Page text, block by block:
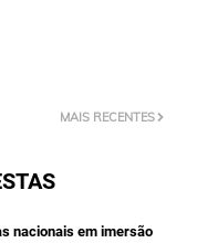
MAIS RECENTES
nacionais em imersão